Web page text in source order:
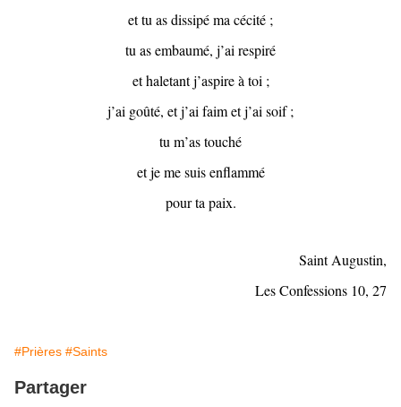
et tu as dissipé ma cécité ;
tu as embaumé, j’ai respiré
et haletant j’aspire à toi ;
j’ai goûté, et j’ai faim et j’ai soif ;
tu m’as touché
et je me suis enflammé
pour ta paix.
Saint Augustin,
Les Confessions 10, 27
#Prières #Saints
Partager